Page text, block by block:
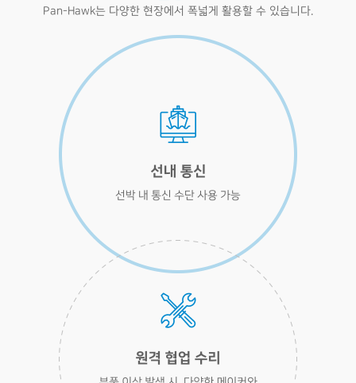
Pan-Hawk는 다양한 현장에서 폭넓게 활용할 수 있습니다.